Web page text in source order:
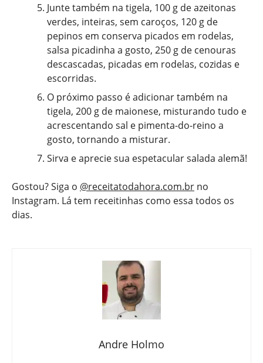
Junte também na tigela, 100 g de azeitonas
verdes, inteiras, sem caroços, 120 g de
pepinos em conserva picados em rodelas,
salsa picadinha a gosto, 250 g de cenouras
descascadas, picadas em rodelas, cozidas e
escorridas.
O próximo passo é adicionar também na
tigela, 200 g de maionese, misturando tudo e
acrescentando sal e pimenta-do-reino a
gosto, tornando a misturar.
Sirva e aprecie sua espetacular salada alemã!
Gostou? Siga o @receitatodahora.com.br no
Instagram. Lá tem receitinhas como essa todos os
dias.
Andre Holmo